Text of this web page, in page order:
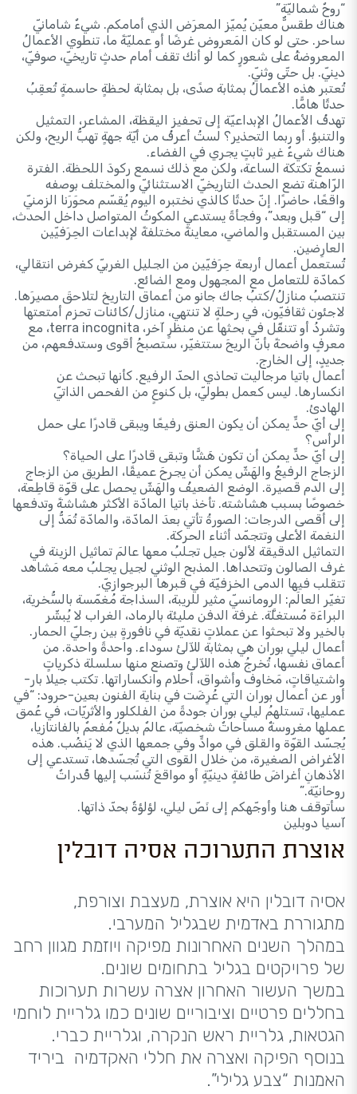
“روحٌ شماليّة”
هناك طقسٌّ معيّن يُميّز المعرَض الذي أمامكم. شيءٌ شامانيّ
ساحر. حتى لو كان المَعروض غرضًا أو عمليّةً ما، تنطوي الأعمالُ
المعروضةُ على شعورٍ كما لو أنك تقف أمام حدثٍ تاريخيّ، صوفيّ،
دينيّ. بل حتّى وثنيّ.
تُعتبر هذه الأعمالُ بمثابة صدًى، بل بمثابة لحظةٍ حاسمةٍ تُعقِبُ
حدثًا هامًّا.
تهدفُ الأعمالُ الإبداعيّة إلى تحفيز اليقظة، المشاعر، التمثيل
والتنبؤ. أو ربما التحذير؟ لستُ أعرفُ من أيّة جهةٍ تهبُّ الريح، ولكن
هناك شيءٌ غير ثابتٍ يجري في الفضاء.
نسمعُ تكتكة الساعة، ولكن مع ذلك نسمع ركودَ اللحظة. الفترة
الرّاهنة تضع الحدث التاريخيّ الاستثنائيّ والمختلف بوصفه
واقعًا، حاضرًا. إنّ حدثًا كالذي نختبره اليوم يُقسّم محوَرَنا الزمنيّ
إلى “قبل وبعد”، وفجأةً يستدعي المكوثُ المتواصل داخل الحدث،
بين المستقبل والماضي، معاينةً مختلفةً لإبداعات الحِرَفيّين
العارِضين.
تُستعمل أعمال أربعة حِرَفيّين من الجليل الغربيّ كغرض انتقالي،
كمادّة للتعامل مع المجهول ومع الضائع.
تنتصبُ منازلُ/كتبُ جاك جانو من أعماق التاريخ لتلاحقَ مصيرَها.
لاجئون ثقافيّون، في رحلةٍ لا تنتهي، منازل/كائنات تحزم أمتعتها
وتشردُ أو تتنقّل في بحثها عن منظرٍ آخر، terra incognita، مع
معرفٍ واضحةً بأنّ الريحَ ستتغيّر، ستصبحُ أقوى وستدفعهم، من
جديدٍ، إلى الخارج.
أعمال باتيا مرجاليت تحاذي الحدّ الرفيع. كأنها تبحث عن
انكسارها. ليس كعمل بطوليّ، بل كنوعٍ من الفحص الذاتيّ
الهادئ.
إلى أيّ حدٍّ يمكن أن يكون العنق رفيعًا ويبقى قادرًا على حمل
الرأس؟
إلى أيّ حدٍّ يمكن أن تكون هَشًّا وتبقى قادرًا على الحياة؟
الزجاج الرفيعُ والهَشّ يمكن أن يجرحَ عميقًا، الطريق من الزجاج
إلى الدم قصيرة. الوضع الضعيفُ والهَشّ يحصل على قوّة قاطِعة،
خصوصًا بسبب هشاشته. تأخذ باتيا المادّة الأكثر هشاشةً وتدفعها
إلى أقصى الدرجات: الصورةُ تأتي بعدَ المادّة، والمادّة تُمَدُّ إلى
النغمة الأعلى وتتجمّد أثناء الحركة.
التماثيل الدقيقة لألون جيل تجلبُ معها عالمَ تماثيل الزينة في
غرف الصالون وتتحداها. المذبح الوثني لجيل يجلبُ معه مَشاهد
تتقلب فيها الدمى الخزفيّة في قبرها البرجوازيّ.
تغيّر العالَم: الرومانسيّ مثير للريبة، السذاجة مُغمّسة بالسُّخرية،
البراءَة مُستغلَّة. غرفة الدفن مليئة بالرماد، الغراب لا يُبشّر
بالخير ولا تبحثوا عن عملاتٍ نقديّة في نافورةٍ بين رجليّ الحمار.
أعمال ليلي بوران هي بمثابة للآلئ سوداء. واحدةً واحدة. من
أعماق نفسها، تُخرجُ هذه اللآلئ وتصنع منها سلسلة ذكرياتٍ
واشتياقاتٍ، مَخاوف وأشواق، أحلام وانكساراتها. تكتب جيلا بار-
أور عن أعمال بوران التي عُرِضَت في بناية الفنون بعين-حرود: “في
عمليها، تستلهمُ ليلي بوران جودةً من الفلكلور والأثريّات، في عُمق
عملها مغروسةٌ مساحاتٌ شخصيّة، عالمٌ بديلٌ مُفعمٌ بالفانتازيا،
يُجسّد القوّة والقلق في موادٍّ وفي جمعها الذي لا يَنضُب. هذه
الأغراض الصغيرة، من خلال القوى التي تُجسّدها، تستدعي إلى
الأذهانِ أغراضَ طائفةٍ دينيّةٍ أو مواقعَ تُنسَب إليها قُدراتٌ
روحانيّة.”
سأتوقف هنا وأوجّهكم إلى نَصّ ليلي، لؤلؤةٌ بحدّ ذاتها.
آسيا دوبلين
אוצרת התערוכה אסיה דובלין
אסיה דובלין היא אוצרת, מעצבת וצורפת,
מתגוררת באדמית שבגליל המערבי.
במהלך השנים האחרונות מפיקה ויוזמת מגוון רחב
של פרויקטים בגליל בתחומים שונים.
במשך העשור האחרון אצרה עשרות תערוכות
בחללים פרטיים וציבוריים שונים כמו גלריית לוחמי
הגטאות, גלריית ראש הנקרה, וגלריית כברי.
בנוסף הפיקה ואצרה את חללי האקדמיה ביריד
האמנות “צבע גלילי”.